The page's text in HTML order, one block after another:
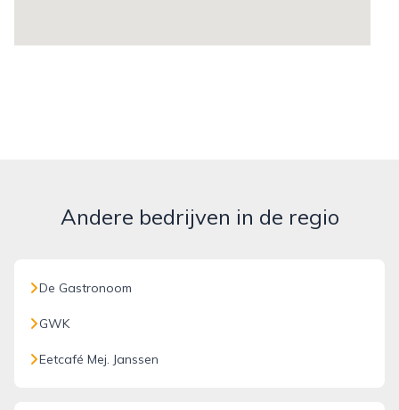
Andere bedrijven in de regio
De Gastronoom
GWK
Eetcafé Mej. Janssen